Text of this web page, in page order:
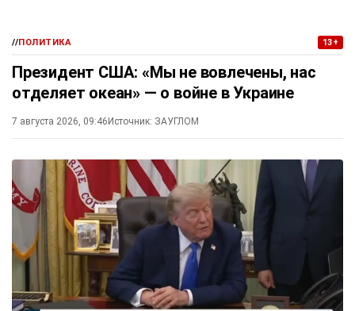
//ПОЛИТИКА 13+
Президент США: «Мы не вовлечены, нас
отделяет океан» — о войне в Украине
7 августа 2026, 09:46Источник: ЗАУГЛОМ